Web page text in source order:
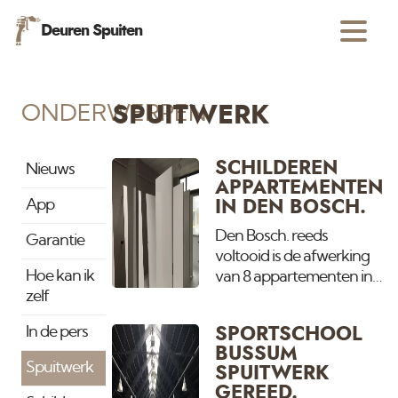
Deuren Spuiten
ONDERWERPEN
Nieuws
App
Garantie
Hoe kan ik
zelf
In de pers
Spuitwerk
SPUITWERK
SCHILDEREN
APPARTEMENTEN
IN DEN BOSCH.
Den Bosch. reeds
voltooid is de afwerking
van 8 appartementen in
schilderwerk en
spuitwerk. Deuren net
gespoten. Droogt straks
SPORTSCHOOL
BUSSUM
SPUITWERK
GEREED.